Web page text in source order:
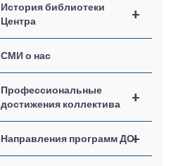
+
История библиотеки
Центра
СМИ о нас
+
Профессиональные
достижения коллектива
+
Направления программ ДО